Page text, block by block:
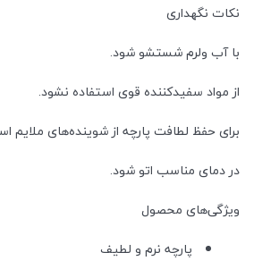
نکات نگهداری
با آب ولرم شستشو شود.
از مواد سفیدکننده قوی استفاده نشود.
برای حفظ لطافت پارچه از شوینده‌های ملایم
در دمای مناسب اتو شود.
ویژگی‌های محصول
پارچه نرم و لطیف